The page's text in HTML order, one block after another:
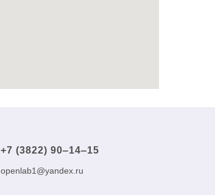
+7 (3822) 90‒14‒15
openlab1@yandex.ru